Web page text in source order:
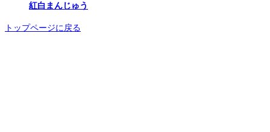
紅白まんじゅう
トップページに戻る